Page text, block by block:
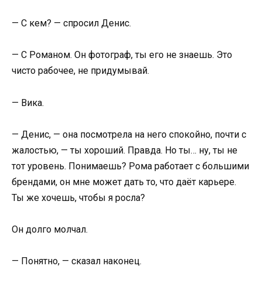
— С кем? — спросил Денис.
— С Романом. Он фотограф, ты его не знаешь. Это
чисто рабочее, не придумывай.
— Вика.
— Денис, — она посмотрела на него спокойно, почти с
жалостью, — ты хороший. Правда. Но ты… ну, ты не
тот уровень. Понимаешь? Рома работает с большими
брендами, он мне может дать то, что даёт карьере.
Ты же хочешь, чтобы я росла?
Он долго молчал.
— Понятно, — сказал наконец.